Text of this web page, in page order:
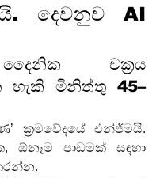
දෙවනුව AI
චක්‍රය
හැකි මිනිත්තු 45–
ක්‍රමවේදයේ එන්ජිමයි.
ඕනෑම පාඩමක් සඳහා